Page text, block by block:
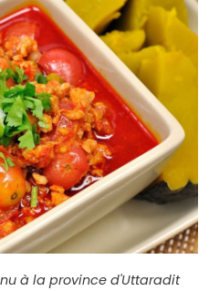
à la province d'Uttaradit